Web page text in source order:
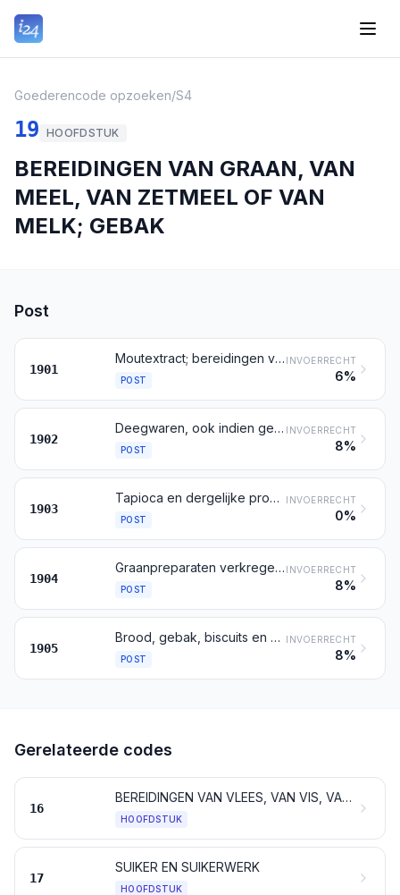
Goederencode opzoeken/S4
19 HOOFDSTUK
BEREIDINGEN VAN GRAAN, VAN
MEEL, VAN ZETMEEL OF VAN
MELK; GEBAK
Post
1901
Moutextract; bereidingen voor menselijke consumptie van meel, gries, griesmeel, zetmeel of moutextract, geen of minder dan 40 gewichtspercenten cacao bevattend, berekend op een geheel ontvette basis, elders genoemd noch elders onder begrepen; bereidingen voor menselijke consumptie van producten bedoeld bij de posten 0401 tot en met 0404, geen of minder dan 5 gewichtspercenten cacao bevattend, berekend op een geheel ontvette basis, elders genoemd noch elders onder begrepen
POST
INVOERRECHT
6%
1902
Deegwaren, ook indien gekookt of gevuld (met vlees of andere zelfstandigheden) dan wel op andere wijze bereid, zoals spaghetti, macaroni, noedels, lasagne, gnocchi, ravioli en cannelloni; couscous, ook indien bereid
POST
INVOERRECHT
8%
1903
Tapioca en dergelijke producten bereid uit zetmeel, in de vorm van vlokken, korrels, parels en dergelijke
POST
INVOERRECHT
0%
1904
Graanpreparaten verkregen door poffen of door roosteren (bijvoorbeeld cornflakes); granen (andere dan mais) in de vorm van korrels of in de vorm van vlokken of van andere bewerkte korrels (met uitzondering van meel, gries en griesmeel), voorgekookt of op andere wijze bereid, elders genoemd noch elders onder begrepen
POST
INVOERRECHT
8%
1905
Brood, gebak, biscuits en andere bakkerswaren, ook indien deze producten cacao bevatten; ouwel in bladen, hosties, ouwels voor geneesmiddelen, plakouwels en dergelijke producten van meel of van zetmeel
POST
INVOERRECHT
8%
Gerelateerde codes
16
BEREIDINGEN VAN VLEES, VAN VIS, VAN SCHAALDIEREN, VAN WEEKDIEREN, VAN ANDERE ONGEWERVELDE WATERDIEREN OF VAN INSECTEN
HOOFDSTUK
17
SUIKER EN SUIKERWERK
HOOFDSTUK